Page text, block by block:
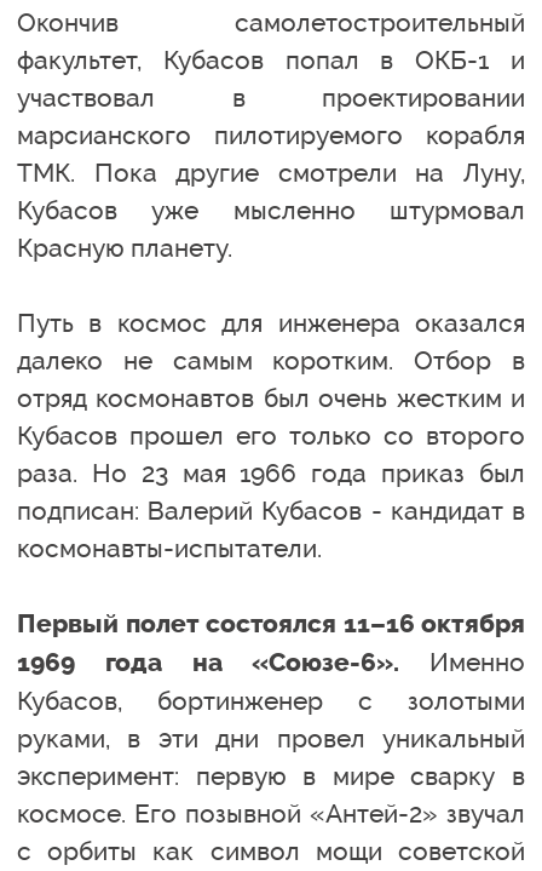
Окончив самолетостроительный
факультет, Кубасов попал в ОКБ-1 и
участвовал в проектировании
марсианского пилотируемого корабля
ТМК. Пока другие смотрели на Луну,
Кубасов уже мысленно штурмовал
Красную планету.
Путь в космос для инженера оказался
далеко не самым коротким. Отбор в
отряд космонавтов был очень жестким и
Кубасов прошел его только со второго
раза. Но 23 мая 1966 года приказ был
подписан: Валерий Кубасов - кандидат в
космонавты-испытатели.
Первый полет состоялся 11–16 октября
1969 года на «Союзе-6». Именно
Кубасов, бортинженер с золотыми
руками, в эти дни провел уникальный
эксперимент: первую в мире сварку в
космосе. Его позывной «Антей-2» звучал
с орбиты как символ мощи советской